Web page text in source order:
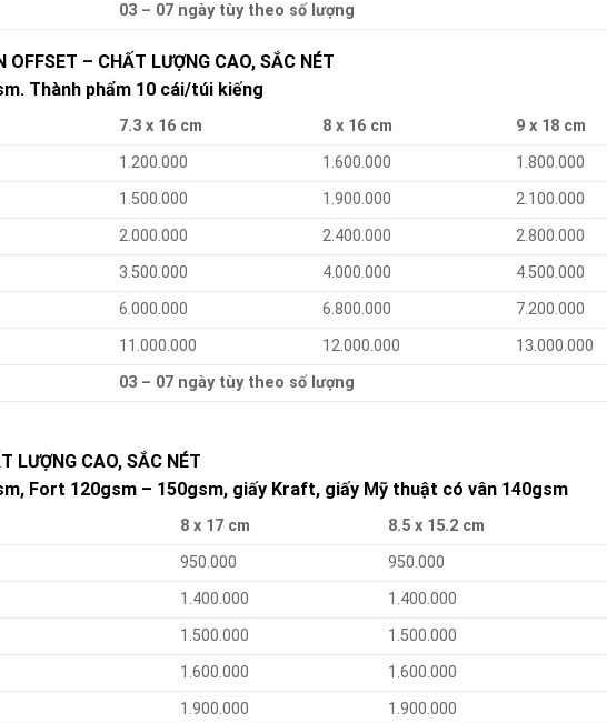
03 – 07 ngày tùy theo số lượng
OFFSET – CHẤT LƯỢNG CAO, SẮC NÉT
Thành phẩm 10 cái/túi kiếng
7.3 x 16 cm 8 x 16 cm
9 x 18 cm
1.200.000 1.600.000
1.800.000
1.500.000 1.900.000
2.100.000
2.000.000 2.400.000
2.800.000
3.500.000 4.000.000
4.500.000
6.000.000 6.800.000
7.200.000
11.000.000 12.000.000
13.000.000
03 – 07 ngày tùy theo số lượng
LƯỢNG CAO, SẮC NÉT
Fort 120gsm – 150gsm, giấy Kraft, giấy Mỹ thuật có vân 140gsm
8 x 17 cm
8.5 x 15.2 cm
950.000
950.000
1.400.000
1.400.000
1.500.000
1.500.000
1.600.000
1.600.000
1.900.000
1.900.000